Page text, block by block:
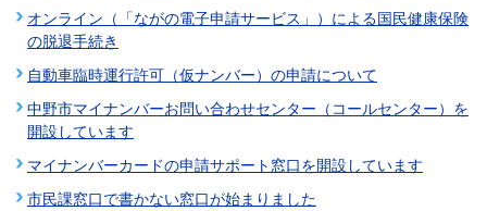
オンライン（「ながの電子申請サービス」）による国民健康保険
の脱退手続き
自動車臨時運行許可（仮ナンバー）の申請について
中野市マイナンバーお問い合わせセンター（コールセンター）を
開設しています
マイナンバーカードの申請サポート窓口を開設しています
市民課窓口で書かない窓口が始まりました